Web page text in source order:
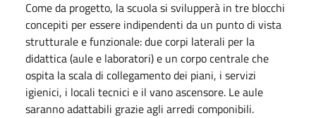
Come da progetto, la scuola si svilupperà in tre blocchi
concepiti per essere indipendenti da un punto di vista
strutturale e funzionale: due corpi laterali per la
didattica (aule e laboratori) e un corpo centrale che
ospita la scala di collegamento dei piani, i servizi
igienici, i locali tecnici e il vano ascensore. Le aule
saranno adattabili grazie agli arredi componibili.